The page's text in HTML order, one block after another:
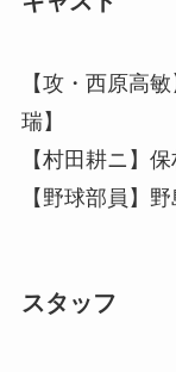
【攻・西原高敏
瑞】
【村田耕ニ】
【野球部員】
スタッフ